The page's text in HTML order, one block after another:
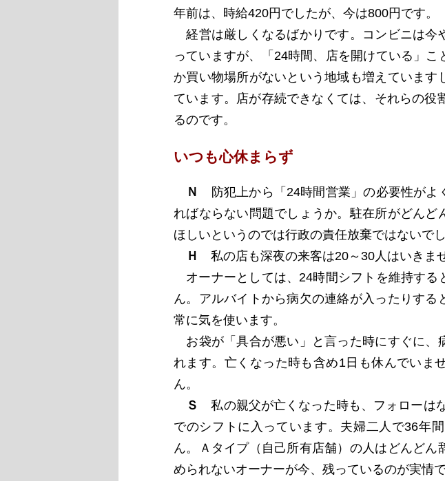
年前は、時給420円でしたが、今は800円です。
経営は厳しくなるばかりです。コンビニは今
っていますが、「24時間、店を開けている」
か買い物場所がないという地域も増えていま
ています。店が存続できなくては、それらの
るのです。
いつも心休まらず
Ｎ
防犯上から「24時間営業」の必要性がよ
ればならない問題でしょうか。駐在所がどん
ほしいというのでは行政の責任放棄ではないでし
Ｈ
私の店も深夜の来客は20～30人はいきま
オーナーとしては、24時間シフトを維持する
ん。アルバイトから病欠の連絡が入ったりす
常に気を使います。
お袋が「具合が悪い」と言った時にすぐに、
れます。亡くなった時も含め1日も休んでいま
ん。
Ｓ
私の親父が亡くなった時も、フォローは
でのシフトに入っています。夫婦二人で36年
ん。Ａタイプ（自己所有店舗）の人はどんど
められないオーナーが今、残っているのが実情